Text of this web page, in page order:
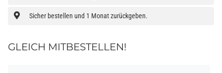
Sicher bestellen und 1 Monat zurückgeben.
GLEICH MITBESTELLEN!